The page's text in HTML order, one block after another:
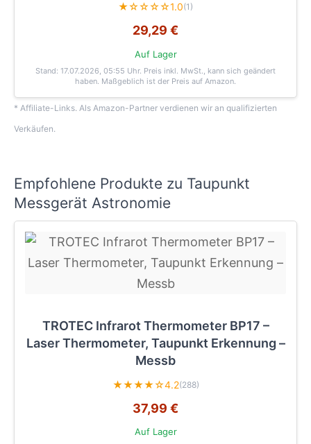
★☆☆☆☆1.0(1)
29,29 €
Auf Lager
Stand: 17.07.2026, 05:55 Uhr. Preis inkl. MwSt., kann sich geändert
haben. Maßgeblich ist der Preis auf Amazon.
* Affiliate-Links. Als Amazon-Partner verdienen wir an qualifizierten
Verkäufen.
Empfohlene Produkte zu Taupunkt
Messgerät Astronomie
TROTEC Infrarot Thermometer BP17 –
Laser Thermometer, Taupunkt Erkennung –
Messb
★★★★☆4.2(288)
37,99 €
Auf Lager